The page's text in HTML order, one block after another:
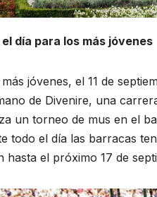
día para los más jóvenes
jóvenes, el 11 de
de Divenire, una
un torneo de mus en el
todo el día las barracas
hasta el próximo 17 de